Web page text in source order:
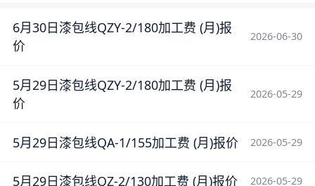
6月30日漆包线QZY-2/180加工费 (月)报
价
2026-06-30
5月29日漆包线QZY-2/180加工费 (月)报
价
2026-05-29
5月29日漆包线QA-1/155加工费 (月)报价 2026-05-29
5月29日漆包线QZ-2/130加工费 (月)报价 2026-05-29